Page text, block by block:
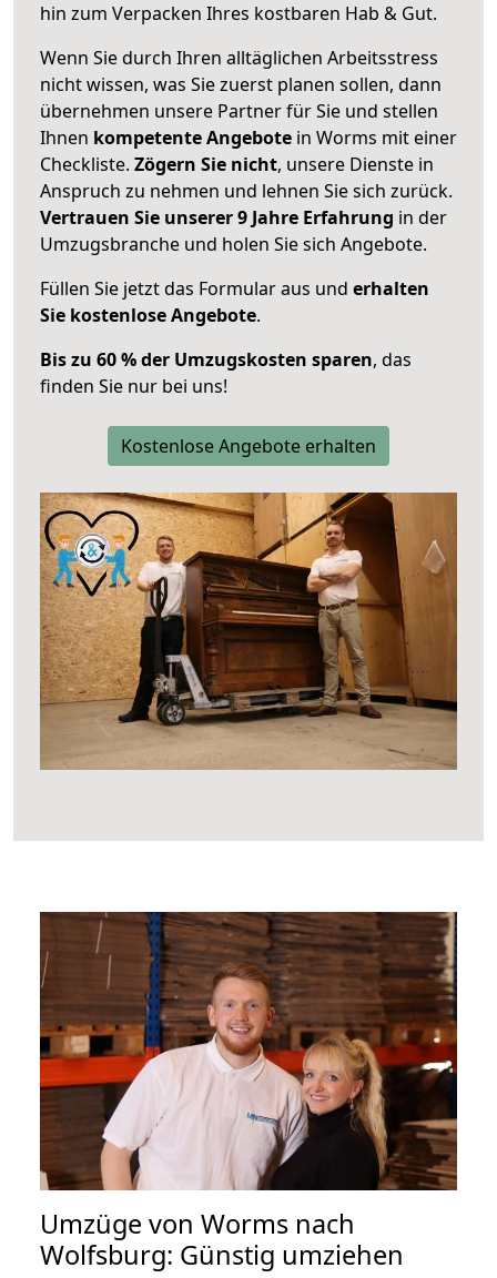
hin zum Verpacken Ihres kostbaren Hab & Gut.
Wenn Sie durch Ihren alltäglichen Arbeitsstress
nicht wissen, was Sie zuerst planen sollen, dann
übernehmen unsere Partner für Sie und stellen
Ihnen kompetente Angebote in Worms mit einer
Checkliste. Zögern Sie nicht, unsere Dienste in
Anspruch zu nehmen und lehnen Sie sich zurück.
Vertrauen Sie unserer 9 Jahre Erfahrung in der
Umzugsbranche und holen Sie sich Angebote.
Füllen Sie jetzt das Formular aus und erhalten
Sie kostenlose Angebote.
Bis zu 60 % der Umzugskosten sparen, das
finden Sie nur bei uns!
Kostenlose Angebote erhalten
Umzüge von Worms nach
Wolfsburg: Günstig umziehen